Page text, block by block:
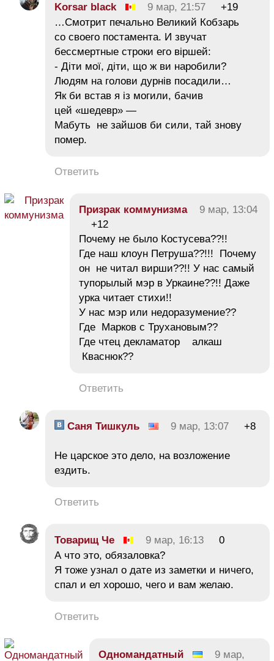
Korsar black 9 мар, 21:57
+19
…Смотрит печально Великий Кобзарь
со своего постамента. И звучат
бессмертные строки его віршей:
- Діти мої, діти, що ж ви наробили?
Людям на голови дурнів посадили…
Як би встав я із могили, бачив
цей «шедевр» —
Мабуть не зайшов би сили, тай знову
помер.
Ответить
Призрак коммунизма
9 мар, 13:04
+12
Почему не было Костусева??!!
Где наш клоун Петруша??!!! Почему
он не читал вирши??!! У нас самый
тупорылый мэр в Уркаине??!! Даже
урка читает стихи!!
У нас мэр или недоразумение??
Где Марков с Трухановым??
Где чтец декламатор алкаш
Кваснюк??
Ответить
Саня Тишкуль 9 мар, 13:07 +8
Не царское это дело, на возложение
ездить.
Ответить
Товарищ Че 9 мар, 16:13
0
А что это, обязаловка?
Я тоже узнал о дате из заметки и ничего,
спал и ел хорошо, чего и вам желаю.
Ответить
Одномандатный
9 мар,